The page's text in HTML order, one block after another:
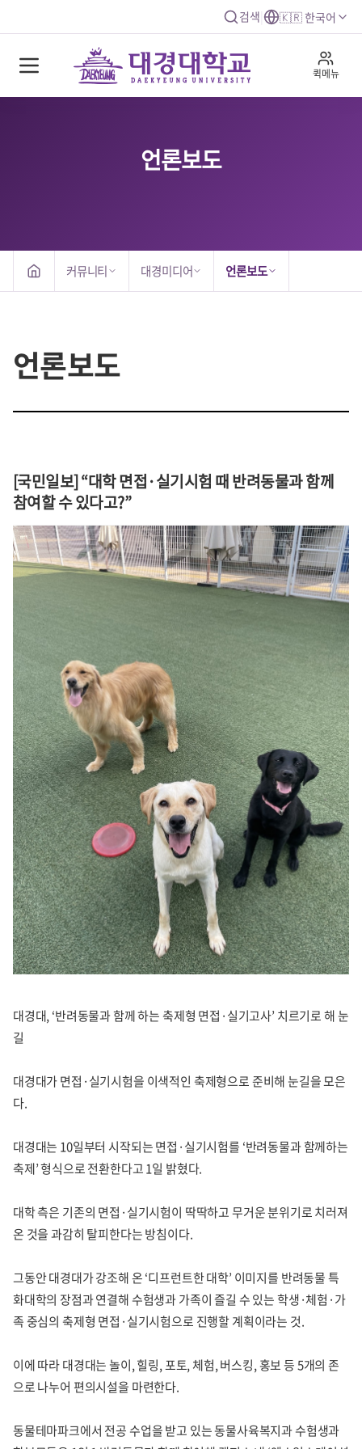
검색 🇰🇷 한국어
퀵메뉴
언론보도
커뮤니티 대경미디어 언론보도
언론보도
[국민일보] “대학 면접·실기시험 때 반려동물과 함께
참여할 수 있다고?”
대경대, ‘반려동물과 함께 하는 축제형 면접·실기고사’ 치르기로 해 눈
길
대경대가 면접·실기시험을 이색적인 축제형으로 준비해 눈길을 모은
다.
대경대는 10일부터 시작되는 면접·실기시험를 ‘반려동물과 함께하는
축제’ 형식으로 전환한다고 1일 밝혔다.
대학 측은 기존의 면접·실기시험이 딱딱하고 무거운 분위기로 치러져
온 것을 과감히 탈피한다는 방침이다.
그동안 대경대가 강조해 온 ‘디프런트한 대학’ 이미지를 반려동물 특
화대학의 장점과 연결해 수험생과 가족이 즐길 수 있는 학생·체험·가
족 중심의 축제형 면접·실기시험으로 진행할 계획이라는 것.
이에 따라 대경대는 놀이, 힐링, 포토, 체험, 버스킹, 홍보 등 5개의 존
으로 나누어 편의시설을 마련한다.
동물테마파크에서 전공 수업을 받고 있는 동물사육복지과 수험생과